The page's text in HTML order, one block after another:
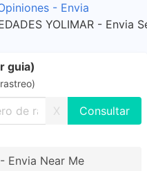
- Envia
YOLIMAR - Envia
guia)
X
Envia Near Me